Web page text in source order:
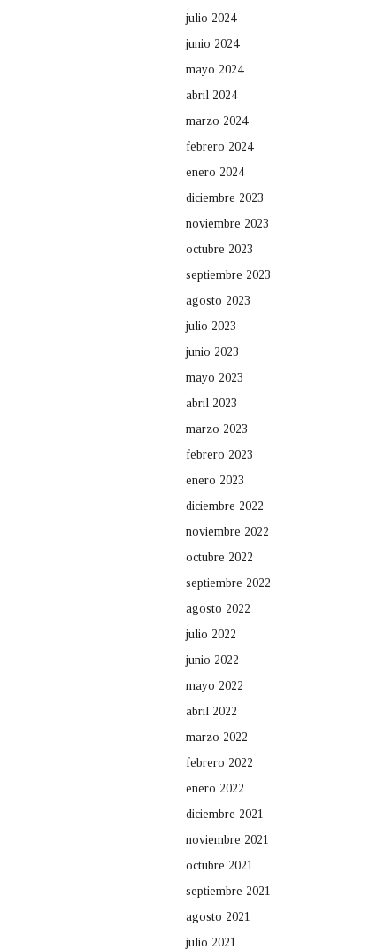
julio 2024
junio 2024
mayo 2024
abril 2024
marzo 2024
febrero 2024
enero 2024
diciembre 2023
noviembre 2023
octubre 2023
septiembre 2023
agosto 2023
julio 2023
junio 2023
mayo 2023
abril 2023
marzo 2023
febrero 2023
enero 2023
diciembre 2022
noviembre 2022
octubre 2022
septiembre 2022
agosto 2022
julio 2022
junio 2022
mayo 2022
abril 2022
marzo 2022
febrero 2022
enero 2022
diciembre 2021
noviembre 2021
octubre 2021
septiembre 2021
agosto 2021
julio 2021